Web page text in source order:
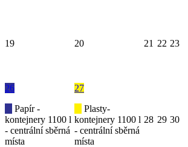
19 20 21 22 23
26
Papír -
kontejnery 1100 l
- centrální sběrná
místa
27
Plasty-
kontejnery 1100 l
- centrální sběrná
místa
28 29 30